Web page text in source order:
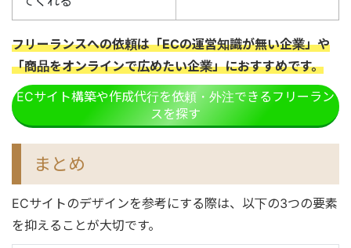
フリーランスへの依頼は「ECの運営知識が無い企業」や
「商品をオンラインで広めたい企業」におすすめです。
ECサイト構築や作成代行を依頼・外注できるフリーラン
スを探す
まとめ
ECサイトのデザインを参考にする際は、以下の3つの要素
を抑えることが大切です。